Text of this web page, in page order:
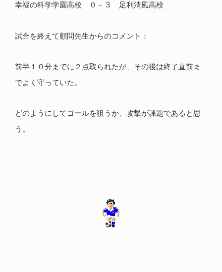
幸福の科学学園高校 ０－３ 足利清風高校
試合を終えて顧問先生からのコメント：
前半１０分までに２点取られたが、その後は終了直前ま
でよく守っていた。
どのようにしてゴールを狙うか、攻撃が課題であると思
う。